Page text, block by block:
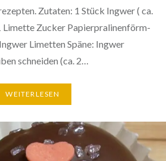
Zutaten: 1 Stück Ingwer ( ca.
Limette Zucker Papier­pra­li­nen­förm­
Limetten Späne: Ingwer
schneiden (ca. 2…
WEI­TER­LE­SEN